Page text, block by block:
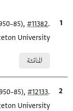
الاقتباس المرجعي
#11382
University.
المناقشة
الاقتباس المرجعي
#12133
University.